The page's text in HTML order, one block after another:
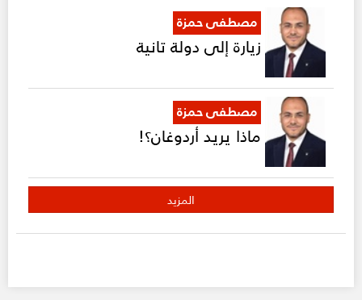
مصطفى حمزة
زيارة إلى دولة تانية
مصطفى حمزة
ماذا يريد أردوغان؟!
المزيد